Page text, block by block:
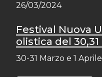
26/03/2024
Festival Nuova
olistica del
30-31 Marzo e 1